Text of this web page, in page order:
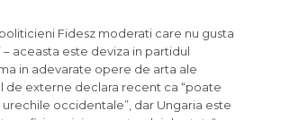
Fidesz moderati care nu gusta
aceasta este deviza in partidul
in adevarate opere de arta ale
de externe declara recent ca “poate
occidentale”, dar Ungaria este